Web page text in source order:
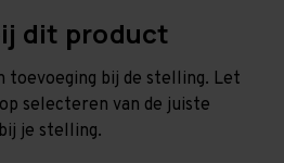
dit product
toevoeging bij de stelling. Let
selecteren van de juiste
je stelling.